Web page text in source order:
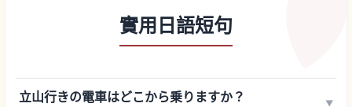
實用日語短句
立山行きの電車はどこから乗りますか？ ▼